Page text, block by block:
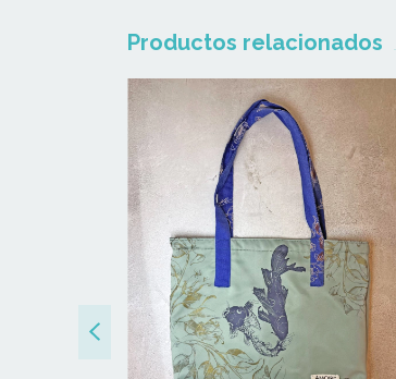
Productos relacionados